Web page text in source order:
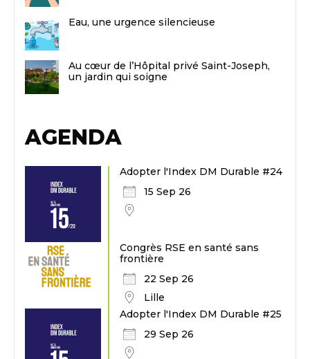
Eau, une urgence silencieuse
Au cœur de l’Hôpital privé Saint-Joseph,
un jardin qui soigne
AGENDA
Adopter l'Index DM Durable #24
15 Sep 26
Congrès RSE en santé sans
frontière
22 Sep 26
Lille
Adopter l'Index DM Durable #25
29 Sep 26